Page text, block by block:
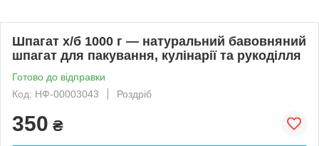
Шпагат х/б 1000 г — натуральний бавовняний
шпагат для пакування, кулінарії та рукоділля
Готово до відправки
Код: НФ-00003043
Роздріб
350 ₴